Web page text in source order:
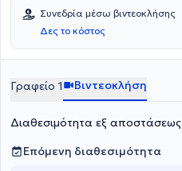
Συνεδρία μέσω βιντεοκλήσης
Δες το κόστος
Γραφείο 1 Βιντεοκλήση
Διαθεσιμότητα εξ αποστάσεως
Επόμενη διαθεσιμότητα